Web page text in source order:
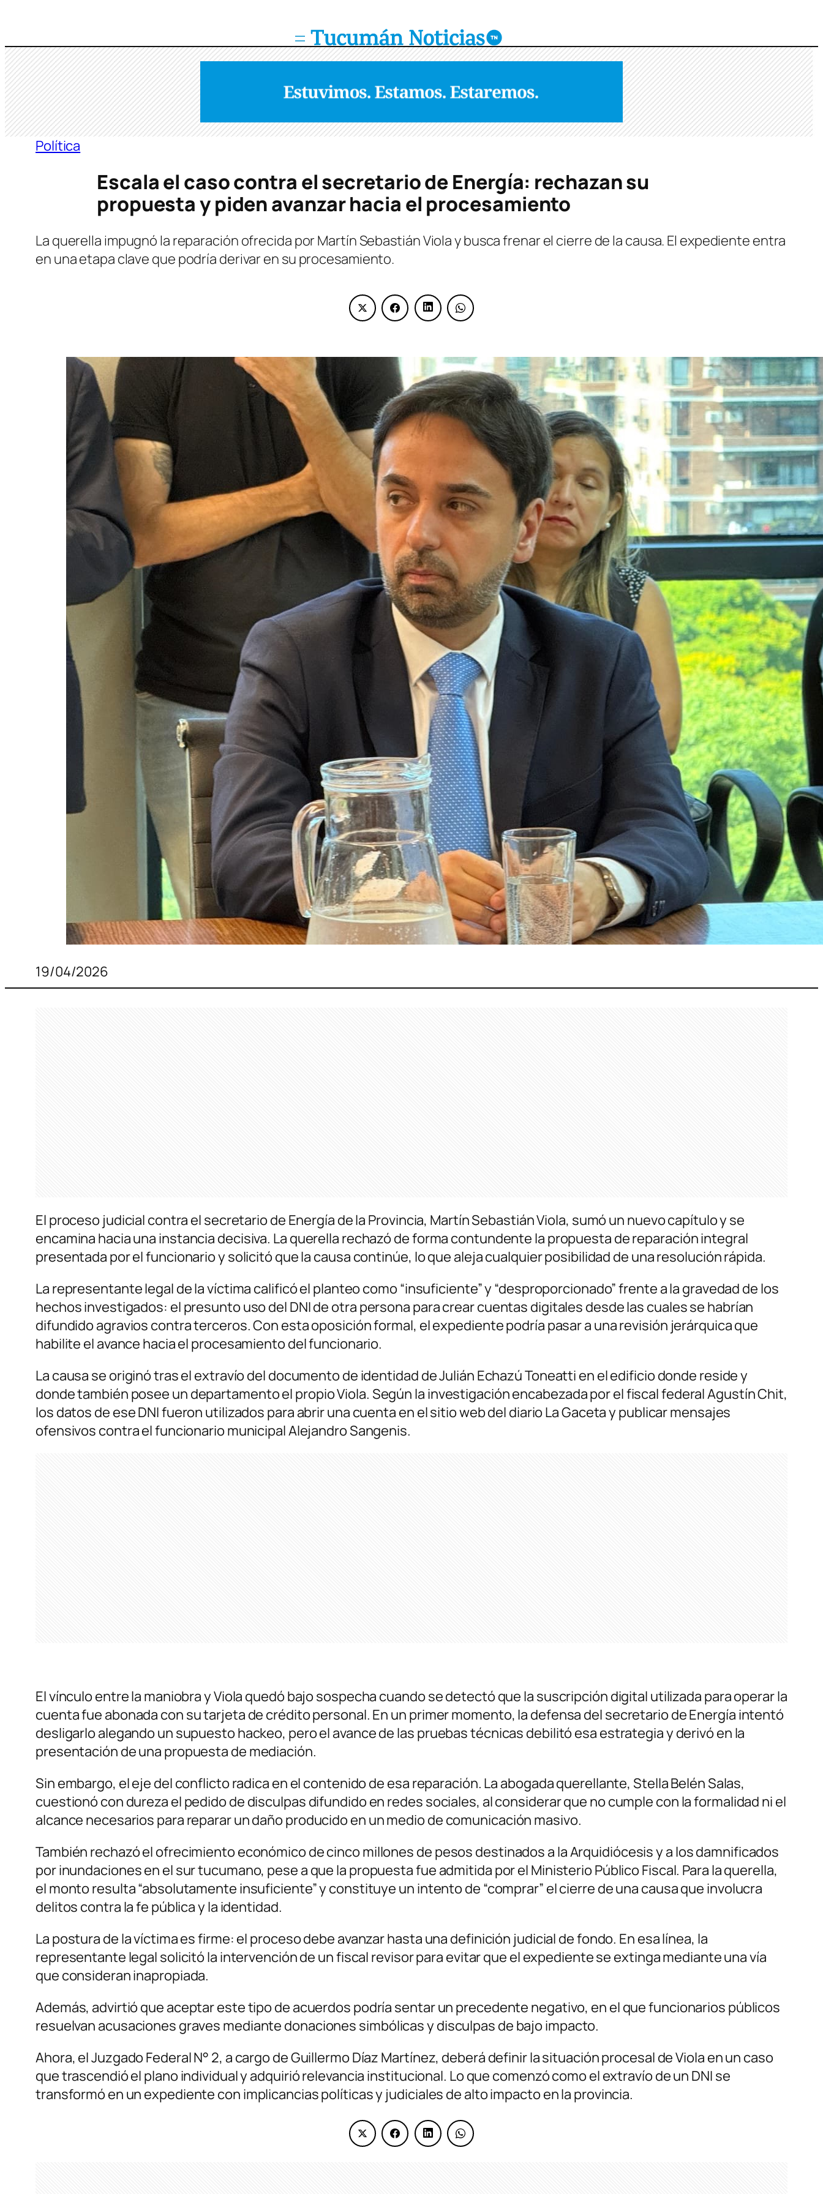
contenido
Política
Escala el caso contra el secretario de Energía: rechazan su
propuesta y piden avanzar hacia el procesamiento
La querella impugnó la reparación ofrecida por Martín Sebastián Viola y busca frenar el cierre de la causa. El expediente entra
en una etapa clave que podría derivar en su procesamiento.
19/04/2026
El proceso judicial contra el secretario de Energía de la Provincia, Martín Sebastián Viola, sumó un nuevo capítulo y se
encamina hacia una instancia decisiva. La querella rechazó de forma contundente la propuesta de reparación integral
presentada por el funcionario y solicitó que la causa continúe, lo que aleja cualquier posibilidad de una resolución rápida.
La representante legal de la víctima calificó el planteo como “insuficiente” y “desproporcionado” frente a la gravedad de los
hechos investigados: el presunto uso del DNI de otra persona para crear cuentas digitales desde las cuales se habrían
difundido agravios contra terceros. Con esta oposición formal, el expediente podría pasar a una revisión jerárquica que
habilite el avance hacia el procesamiento del funcionario.
La causa se originó tras el extravío del documento de identidad de Julián Echazú Toneatti en el edificio donde reside y
donde también posee un departamento el propio Viola. Según la investigación encabezada por el fiscal federal Agustín Chit,
los datos de ese DNI fueron utilizados para abrir una cuenta en el sitio web del diario La Gaceta y publicar mensajes
ofensivos contra el funcionario municipal Alejandro Sangenis.
El vínculo entre la maniobra y Viola quedó bajo sospecha cuando se detectó que la suscripción digital utilizada para operar la
cuenta fue abonada con su tarjeta de crédito personal. En un primer momento, la defensa del secretario de Energía intentó
desligarlo alegando un supuesto hackeo, pero el avance de las pruebas técnicas debilitó esa estrategia y derivó en la
presentación de una propuesta de mediación.
Sin embargo, el eje del conflicto radica en el contenido de esa reparación. La abogada querellante, Stella Belén Salas,
cuestionó con dureza el pedido de disculpas difundido en redes sociales, al considerar que no cumple con la formalidad ni el
alcance necesarios para reparar un daño producido en un medio de comunicación masivo.
También rechazó el ofrecimiento económico de cinco millones de pesos destinados a la Arquidiócesis y a los damnificados
por inundaciones en el sur tucumano, pese a que la propuesta fue admitida por el Ministerio Público Fiscal. Para la querella,
el monto resulta “absolutamente insuficiente” y constituye un intento de “comprar” el cierre de una causa que involucra
delitos contra la fe pública y la identidad.
La postura de la víctima es firme: el proceso debe avanzar hasta una definición judicial de fondo. En esa línea, la
representante legal solicitó la intervención de un fiscal revisor para evitar que el expediente se extinga mediante una vía
que consideran inapropiada.
Además, advirtió que aceptar este tipo de acuerdos podría sentar un precedente negativo, en el que funcionarios públicos
resuelvan acusaciones graves mediante donaciones simbólicas y disculpas de bajo impacto.
Ahora, el Juzgado Federal N° 2, a cargo de Guillermo Díaz Martínez, deberá definir la situación procesal de Viola en un caso
que trascendió el plano individual y adquirió relevancia institucional. Lo que comenzó como el extravío de un DNI se
transformó en un expediente con implicancias políticas y judiciales de alto impacto en la provincia.